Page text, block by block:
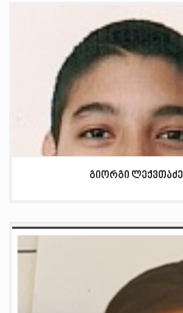
გიორგი ლექვთაძე